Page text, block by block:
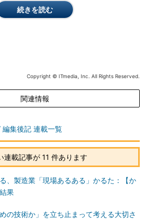
続きを読む
Copyright © ITmedia, Inc. All Rights Reserved.
関連情報
編集後記 連載一覧
連載記事が 11 件あります
、製造業「現場あるある」かるた：【か
果
めの技術か」を立ち止まって考える大切さ